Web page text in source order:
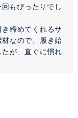
もぴったりでし
締めてくれるサ
なので、履き始
が、直ぐに慣れ